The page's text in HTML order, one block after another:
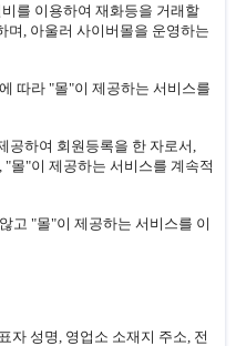
를 이용하여 재화등을 거래할
며, 아울러 사이버몰을 운영하는
따라 "몰"이 제공하는 서비스를
공하여 회원등록을 한 자로서,
몰"이 제공하는 서비스를 계속적
고 "몰"이 제공하는 서비스를 이
자 성명, 영업소 소재지 주소, 전